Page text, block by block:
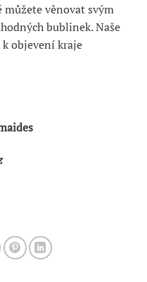
můžete věnovat svým
bublinek. Naše
objevení kraje